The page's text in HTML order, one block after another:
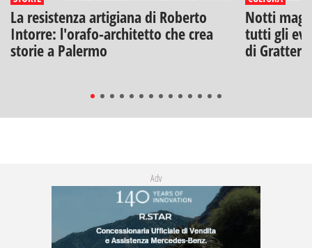
La resistenza artigiana di Roberto
Intorre: l'orafo-architetto che crea
storie a Palermo
Notti
tutti gli
di Gratteri
Adv